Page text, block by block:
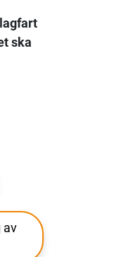
ska
av